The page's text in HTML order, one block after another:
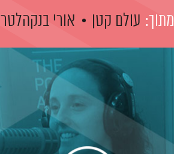
מתוך: עולם קטן אורי בנקהלטר